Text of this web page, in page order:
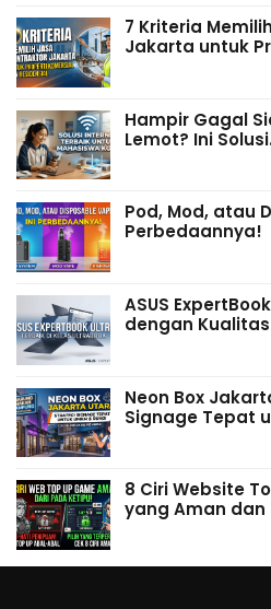
7 Kriteria
Jakarta untuk
Hampir Gagal
Lemot? Ini
Pod, Mod, atau
Perbedaannya!
ASUS
dengan
Neon Box
Signage Tepat
8 Ciri Website
yang Aman